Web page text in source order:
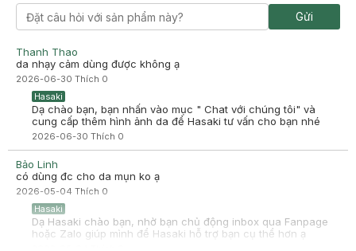
Gửi
Thanh Thao
da nhạy cảm dùng được không ạ
2026-06-30 Thích 0
Hasaki
Dạ chào bạn, bạn nhấn vào mục " Chat với chúng tôi" và
cung cấp thêm hình ảnh da để Hasaki tư vấn cho bạn nhé
2026-06-30 Thích 0
Bảo Linh
có dùng đc cho da mụn ko ạ
2026-05-04 Thích 0
Hasaki
Dạ Hasaki chào bạn, nhờ bạn chủ động inbox qua Fanpage
hoặc Zalo giúp mình để Hasaki hỗ trợ bạn cụ thể hơn ạ